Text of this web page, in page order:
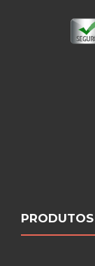
PRODUTOS